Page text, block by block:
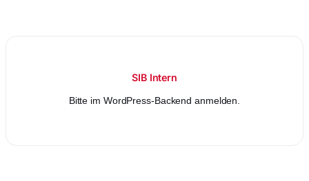
SIB Intern
Bitte im WordPress-Backend anmelden.